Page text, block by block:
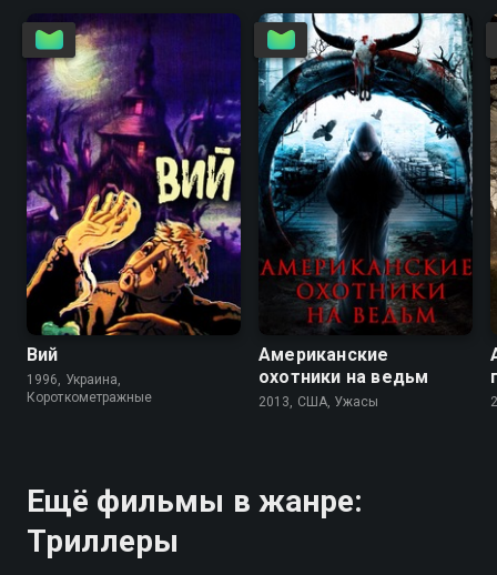
7.1 7.0
Вий
1996, Украина,
Короткометражные
2.5
Американские
охотники на ведьм
2013, США, Ужасы
Ещё фильмы в жанре:
Триллеры